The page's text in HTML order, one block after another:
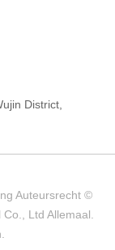
District,
Auteursrecht ©
Ltd Allemaal.